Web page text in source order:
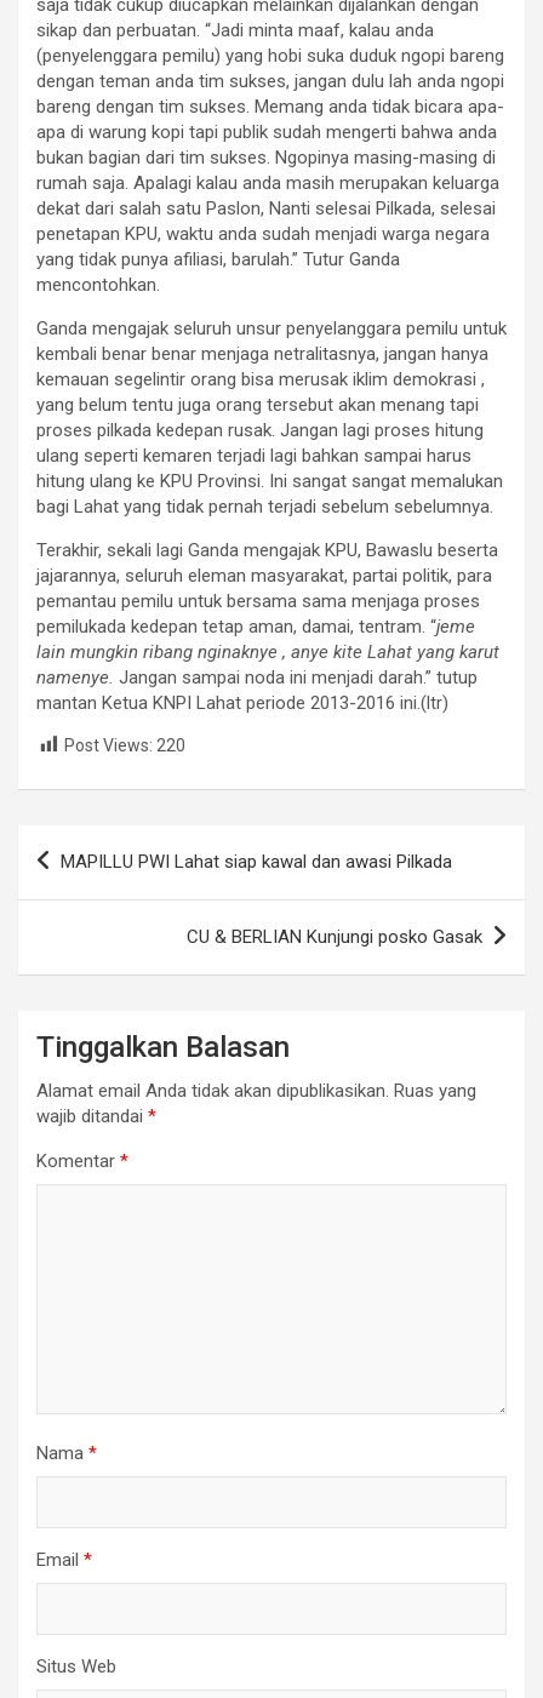
sikap dan perbuatan. “Jadi minta maaf, kalau anda
(penyelenggara pemilu) yang hobi suka duduk ngopi bareng
dengan teman anda tim sukses, jangan dulu lah anda ngopi
bareng dengan tim sukses. Memang anda tidak bicara apa-
apa di warung kopi tapi publik sudah mengerti bahwa anda
bukan bagian dari tim sukses. Ngopinya masing-masing di
rumah saja. Apalagi kalau anda masih merupakan keluarga
dekat dari salah satu Paslon, Nanti selesai Pilkada, selesai
penetapan KPU, waktu anda sudah menjadi warga negara
yang tidak punya afiliasi, barulah.” Tutur Ganda
mencontohkan.
Ganda mengajak seluruh unsur penyelanggara pemilu untuk
kembali benar benar menjaga netralitasnya, jangan hanya
kemauan segelintir orang bisa merusak iklim demokrasi ,
yang belum tentu juga orang tersebut akan menang tapi
proses pilkada kedepan rusak. Jangan lagi proses hitung
ulang seperti kemaren terjadi lagi bahkan sampai harus
hitung ulang ke KPU Provinsi. Ini sangat sangat memalukan
bagi Lahat yang tidak pernah terjadi sebelum sebelumnya.
Terakhir, sekali lagi Ganda mengajak KPU, Bawaslu beserta
jajarannya, seluruh eleman masyarakat, partai politik, para
pemantau pemilu untuk bersama sama menjaga proses
pemilukada kedepan tetap aman, damai, tentram. “jeme
lain mungkin ribang nginaknye , anye kite Lahat yang karut
namenye. Jangan sampai noda ini menjadi darah.” tutup
mantan Ketua KNPI Lahat periode 2013-2016 ini.(ltr)
Post Views: 220
Navigasi
MAPILLU PWI Lahat siap kawal dan awasi Pilkada
CU & BERLIAN Kunjungi posko Gasak
Tinggalkan Balasan
Alamat email Anda tidak akan dipublikasikan. Ruas yang
wajib ditandai *
Komentar *
Nama *
Email *
Situs Web